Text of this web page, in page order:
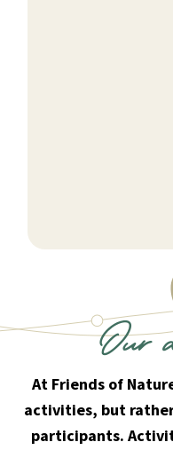
Our
At Friends of
activities, but
participants.